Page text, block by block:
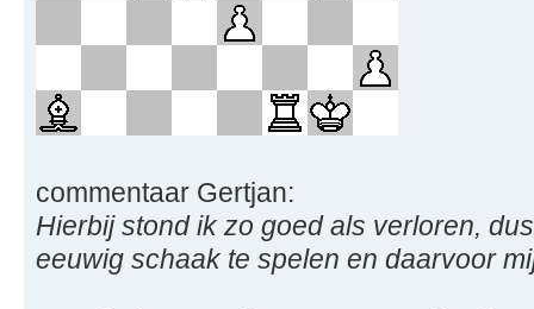
commentaar Gertjan:
Hierbij stond ik zo goed als verloren,
eeuwig schaak te spelen en daarvoor